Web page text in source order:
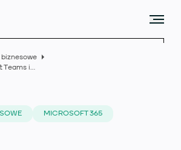
Współpraca Microsoft Teams i Power BI staje się jeszcze lepsza
MICROSOFT 365